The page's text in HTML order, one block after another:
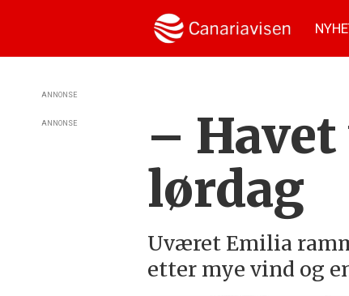
–
lørdag
Uværet Emilia
etter mye vind og
ANNONSE
ANNONSE